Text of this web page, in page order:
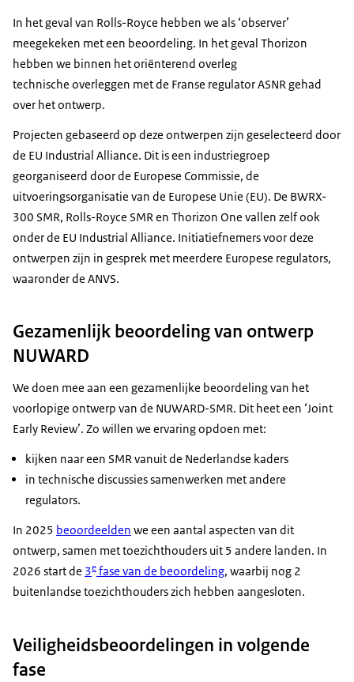
In het geval van Rolls-Royce hebben we als ‘observer’
meegekeken met een beoordeling. In het geval Thorizon
hebben we binnen het oriënterend overleg
technische overleggen met de Franse regulatorASNR gehad
over het ontwerp.
Projecten gebaseerd op deze ontwerpen zijn geselecteerd door
de EU Industrial Alliance. Dit is een industriegroep
georganiseerd door de Europese Commissie, de
uitvoeringsorganisatie van de Europese Unie (EU). De BWRX-
300 SMR, Rolls-Royce SMRen Thorizon One vallen zelf ook
onder de EU Industrial Alliance. Initiatiefnemers voor deze
ontwerpen zijn in gesprek met meerdere Europese regulators,
waaronder de ANVS.
Gezamenlijk beoordeling van ontwerp
NUWARD
We doen mee aan een gezamenlijke beoordeling van het
voorlopige ontwerp van de NUWARD-SMR. Dit heet een ‘Joint
Early Review’. Zo willen we ervaring opdoen met:
kijken naar een SMR vanuit de Nederlandse kaders
in technische discussies samenwerken met andere
regulators.
In 2025 beoordeelden we een aantal aspecten van dit
ontwerp, samen met toezichthouders uit 5 andere landen. In
2026 start de 3e fase van de beoordeling, waarbij nog 2
buitenlandse toezichthouders zich hebben aangesloten.
Veiligheidsbeoordelingen in volgende
fase